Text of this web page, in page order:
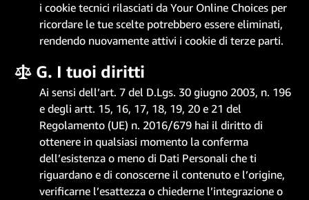
i cookie tecnici rilasciati da Your Online Choices per
ricordare le tue scelte potrebbero essere eliminati,
rendendo nuovamente attivi i cookie di terze parti.
G. I tuoi diritti
Ai sensi dell’art. 7 del D.Lgs. 30 giugno 2003, n. 196
e degli artt. 15, 16, 17, 18, 19, 20 e 21 del
Regolamento (UE) n. 2016/679 hai il diritto di
ottenere in qualsiasi momento la conferma
dell’esistenza o meno di Dati Personali che ti
riguardano e di conoscerne il contenuto e l’origine,
verificarne l’esattezza o chiederne l’integrazione o